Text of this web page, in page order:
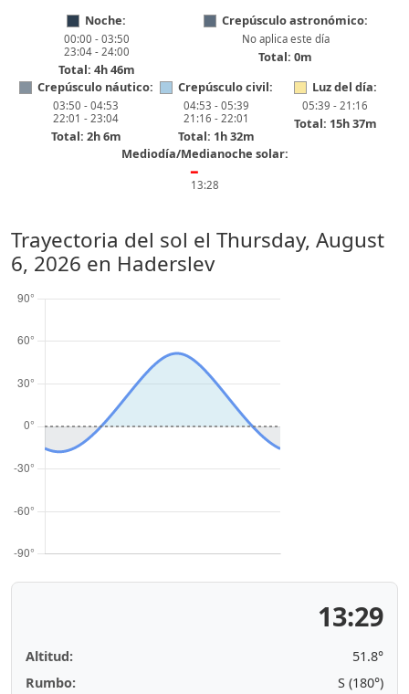
Noche:
00:00 - 03:50
23:04 - 24:00
Total: 4h 46m
Crepúsculo astronómico:
No aplica este día
Total: 0m
Crepúsculo náutico:
03:50 - 04:53
22:01 - 23:04
Total: 2h 6m
Crepúsculo civil:
04:53 - 05:39
21:16 - 22:01
Total: 1h 32m
Luz del día:
05:39 - 21:16
Total: 15h 37m
Mediodía/Medianoche solar:
━
13:28
Trayectoria del sol el Thursday, August
6, 2026 en Haderslev
13:29
Altitud:
51.8°
Rumbo:
S (180°)